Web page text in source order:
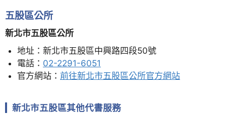
五股區公所
新北市五股區公所
地址：新北市五股區中興路四段50號
電話： 02-2291-6051
官方網站： 前往新北市五股區公所官方網站
新北市五股區其他代書服務